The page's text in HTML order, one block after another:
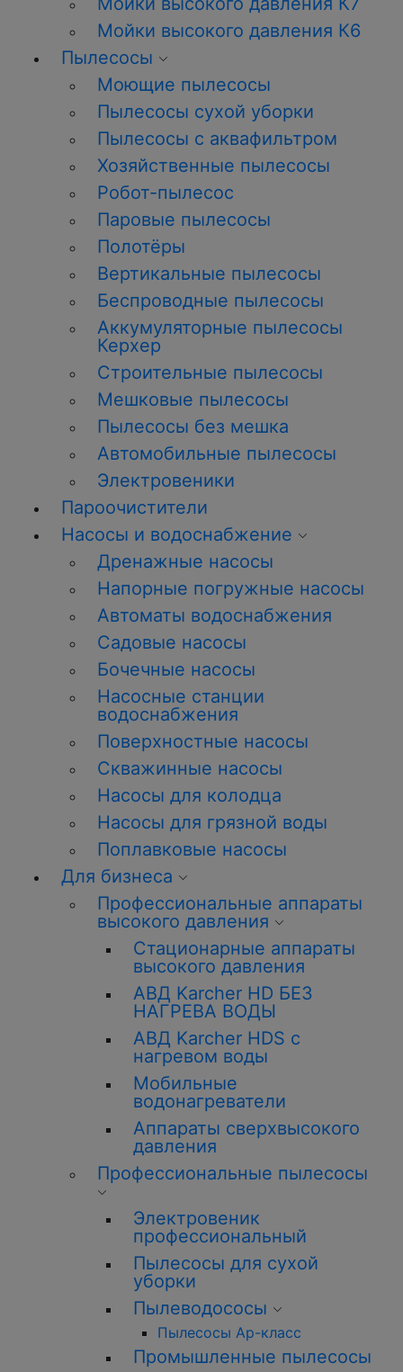
Мойки высокого давления К6
Пылесосы
Моющие пылесосы
Пылесосы сухой уборки
Пылесосы с аквафильтром
Хозяйственные пылесосы
Робот-пылесос
Паровые пылесосы
Полотёры
Вертикальные пылесосы
Беспроводные пылесосы
Аккумуляторные пылесосы
Керхер
Строительные пылесосы
Мешковые пылесосы
Пылесосы без мешка
Автомобильные пылесосы
Электровеники
Пароочистители
Насосы и водоснабжение
Дренажные насосы
Напорные погружные насосы
Автоматы водоснабжения
Садовые насосы
Бочечные насосы
Насосные станции
водоснабжения
Поверхностные насосы
Скважинные насосы
Насосы для колодца
Насосы для грязной воды
Поплавковые насосы
Для бизнеса
Профессиональные аппараты
высокого давления
Стационарные аппараты
высокого давления
АВД Karcher HD БЕЗ
НАГРЕВА ВОДЫ
АВД Karcher HDS с
нагревом воды
Мобильные
водонагреватели
Аппараты сверхвысокого
давления
Профессиональные пылесосы
Электровеник
профессиональный
Пылесосы для сухой
уборки
Пылеводососы
Пылесосы Ар-класс
Промышленные пылесосы